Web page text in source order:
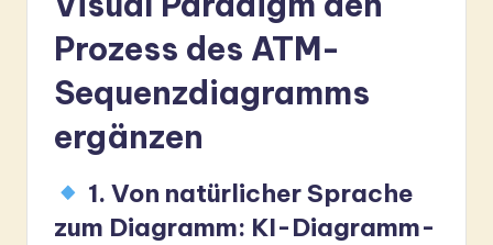
Prozess des ATM-
Sequenzdiagramms
ergänzen
1. Von natürlicher Sprache
zum Diagramm: KI-Diagramm-